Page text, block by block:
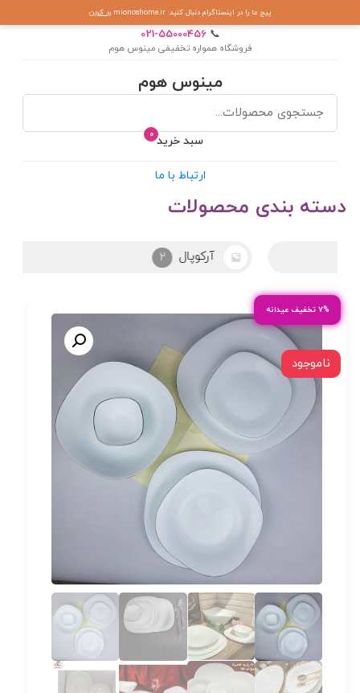
پیج ما را در اینستاگرام دنبال کنید: mionoshome.ir رد کردن
📞
021-55000456
فروشگاه همواره تخفیفی مینوس هوم
مینوس هوم
0 سبد خرید
ارتباط با ما
دسته بندی محصولات
۷% تخفیف عیدانه
ناموجود